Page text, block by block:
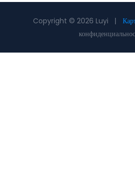
Copyright © 2026 Luyi |